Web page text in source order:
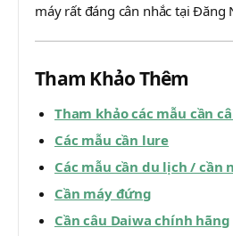
máy rất đáng cân nhắc tại Đăng
Tham Khảo Thêm
Tham khảo các mẫu cần
Các mẫu cần lure
Các mẫu cần du lịch / cần
Cần máy đứng
Cần câu Daiwa chính hãng